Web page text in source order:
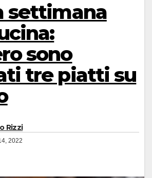
settimana
sono
tre piatti su
Rizzi
2022